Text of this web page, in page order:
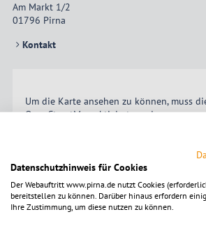
Am Markt 1/2
01796 Pirna
Kontakt
Um die Karte ansehen zu können, muss
OpenStreetMapaktiviertwerden.
Mit dem Klick auf diesen Hinweistext
für diesen Dienst.
Nach Aktivierung der Karte werden Daten
Datenschutzhinweis für Cookies
Der Webauftritt www.pirna.de nutzt Cookies
bereitstellen zu können. Darüber hinaus erfordern
Ihre Zustimmung, um diese nutzen zu können.